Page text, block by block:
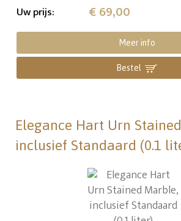
Uw prijs: € 69,00
Meer info
Bestel
Elegance Hart Urn
inclusief Standaard (0.1